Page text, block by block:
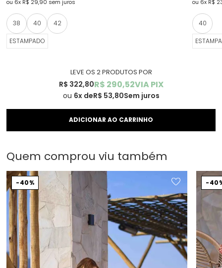
6x R$ 29,90 sem juros
38 40 42
ESTAMPADO
6x R$
40
LEVE OS 2 PRODUTOS
R$ 322,80R$ 290,52VIA PIX
6x R$ 53,80Sem juros
Quem comprou viu também
40%